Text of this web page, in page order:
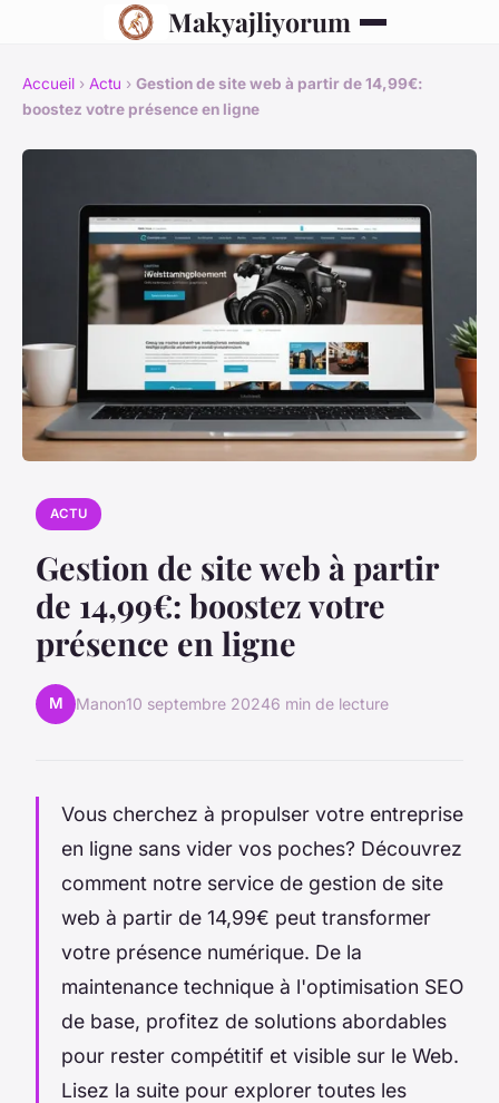
Makyajliyorum
Accueil › Actu › Gestion de site web à partir de 14,99€:
boostez votre présence en ligne
ACTU
Gestion de site web à partir
de 14,99€: boostez votre
présence en ligne
M Manon10 septembre 20246 min de lecture
Vous cherchez à propulser votre entreprise
en ligne sans vider vos poches? Découvrez
comment notre service de gestion de site
web à partir de 14,99€ peut transformer
votre présence numérique. De la
maintenance technique à l'optimisation SEO
de base, profitez de solutions abordables
pour rester compétitif et visible sur le Web.
Lisez la suite pour explorer toutes les